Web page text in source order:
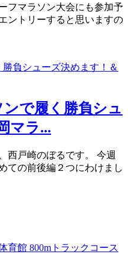
フマラソン大会にも参加予
ントリーすると思いますの
で履く勝負シュ
マラ...
西戸崎のぼるです。 今週
ての前後編２つにわけまし